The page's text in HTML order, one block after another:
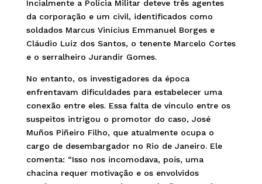
Incialmente a Polícia Militar deteve três agentes
da corporação e um civil, identificados como
soldados Marcus Vinícius Emmanuel Borges e
Cláudio Luiz dos Santos, o tenente Marcelo Cortes
e o serralheiro Jurandir Gomes.
No entanto, os investigadores da época
enfrentavam dificuldades para estabelecer uma
conexão entre eles. Essa falta de vínculo entre os
suspeitos intrigou o promotor do caso, José
Muños Piñeiro Filho, que atualmente ocupa o
cargo de desembargador no Rio de Janeiro. Ele
comenta: “Isso nos incomodava, pois, uma
chacina requer motivação e os envolvidos